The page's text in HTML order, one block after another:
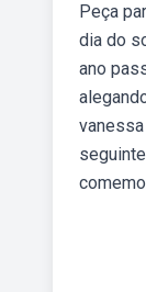
Peça
dia do
ano